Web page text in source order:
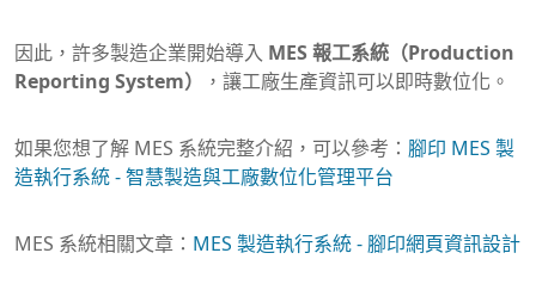
因此，許多製造企業開始導入 MES 報工系統（Production
Reporting System）
，讓工廠生產資訊可以即時數位化。
如果您想了解 MES 系統完整介紹，可以參考： 腳印 MES 製
造執行系統 - 智慧製造與工廠數位化管理平台
MES 系統相關文章： MES 製造執行系統 - 腳印網頁資訊設計